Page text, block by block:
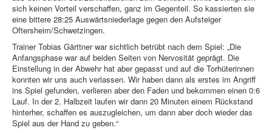
sich keinen Vorteil verschaffen, ganz im Gegenteil. So kassierten sie
eine bittere 28:25 Auswärtsniederlage gegen den Aufsteiger
Oftersheim/Schwetzingen.
Trainer Tobias Gärttner war sichtlich betrübt nach dem Spiel: „Die
Anfangsphase war auf beiden Seiten von Nervosität geprägt. Die
Einstellung in der Abwehr hat aber gepasst und auf die Torhüterinnen
konnten wir uns auch verlassen. Wir haben dann als erstes im Angriff
ins Spiel gefunden, verlieren aber den Faden und bekommen einen 0:6
Lauf. In der 2. Halbzeit laufen wir dann 20 Minuten einem Rückstand
hinterher, schaffen es auszugleichen, um dann aber doch wieder das
Spiel aus der Hand zu geben.“